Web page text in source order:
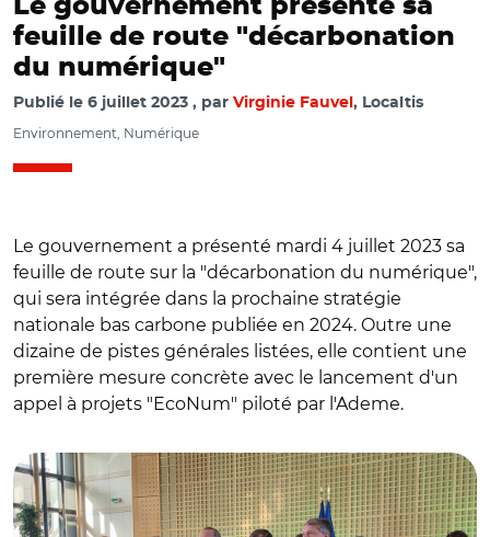
Le gouvernement présente sa
feuille de route "décarbonation
du numérique"
Publié le 6 juillet 2023 par Virginie Fauvel , Localtis
Environnement, Numérique
Le gouvernement a présenté mardi 4 juillet 2023 sa
feuille de route sur la "décarbonation du numérique",
qui sera intégrée dans la prochaine stratégie
nationale bas carbone publiée en 2024. Outre une
dizaine de pistes générales listées, elle contient une
première mesure concrète avec le lancement d'un
appel à projets "EcoNum" piloté par l'Ademe.
© @InfraNum/ Haut Comité au numérique